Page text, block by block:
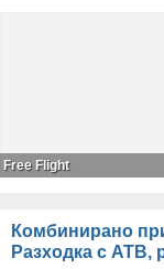
Free Flight
Комбинирано
Разходка с АТВ,